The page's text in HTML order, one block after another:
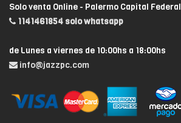
Solo venta Online - Palermo Capital Federal
1141461854 solo whatsapp
de Lunes a viernes de 10:00hs a 18:00hs
info@jazzpc.com